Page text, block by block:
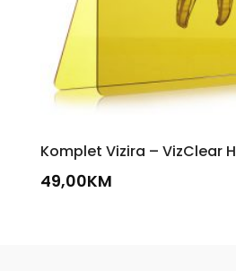
Komplet Vizira – VizClear
49,00KM